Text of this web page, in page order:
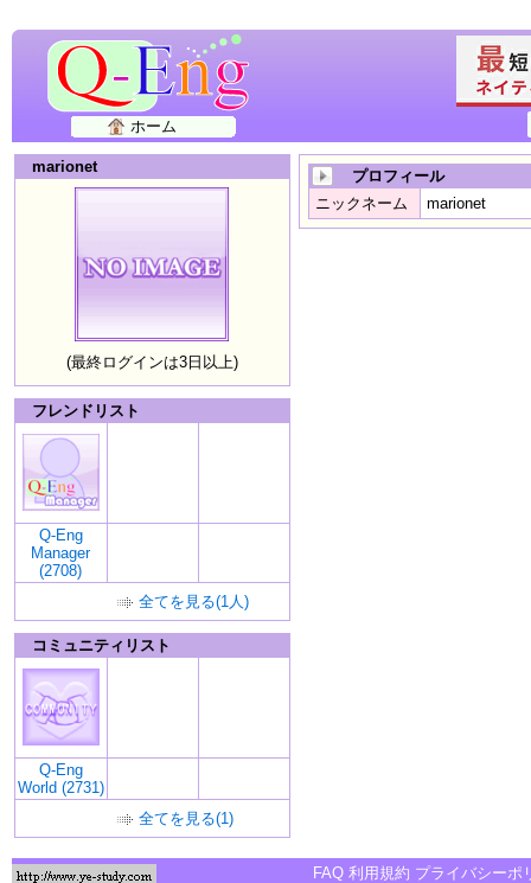
ホーム
marionet
(最終ログインは3日以上)
フレンドリスト
Q-Eng
Manager
(2708)
全てを見る(1人)
コミュニティリスト
Q-Eng
World (2731)
全てを見る(1)
プロフィール
ニックネーム
marionet
FAQ 利用規約 プライバシーポ